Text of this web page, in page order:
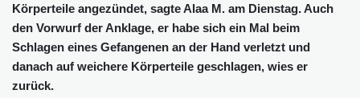
Körperteile angezündet, sagte Alaa M. am Dienstag. Auch
den Vorwurf der Anklage, er habe sich ein Mal beim
Schlagen eines Gefangenen an der Hand verletzt und
danach auf weichere Körperteile geschlagen, wies er
zurück.